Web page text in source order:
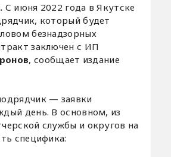
С июня 2022 года в Якутске
который будет
безнадзорных
заключен с ИП
, сообщает издание
— заявки
день. В основном, из
службы и округов на
специфика: